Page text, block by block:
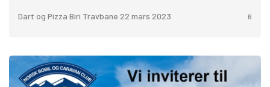
Dart og Pizza Biri Travbane 22 mars 2023 6